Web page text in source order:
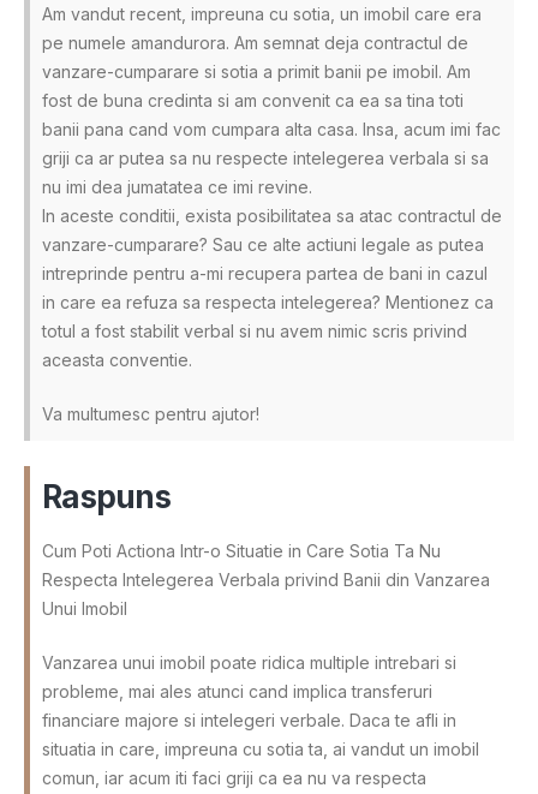
Am vandut recent, impreuna cu sotia, un imobil care era
pe numele amandurora. Am semnat deja contractul de
vanzare-cumparare si sotia a primit banii pe imobil. Am
fost de buna credinta si am convenit ca ea sa tina toti
banii pana cand vom cumpara alta casa. Insa, acum imi fac
griji ca ar putea sa nu respecte intelegerea verbala si sa
nu imi dea jumatatea ce imi revine.
In aceste conditii, exista posibilitatea sa atac contractul de
vanzare-cumparare? Sau ce alte actiuni legale as putea
intreprinde pentru a-mi recupera partea de bani in cazul
in care ea refuza sa respecta intelegerea? Mentionez ca
totul a fost stabilit verbal si nu avem nimic scris privind
aceasta conventie.
Va multumesc pentru ajutor!
Raspuns
Cum Poti Actiona Intr-o Situatie in Care Sotia Ta Nu
Respecta Intelegerea Verbala privind Banii din Vanzarea
Unui Imobil
Vanzarea unui imobil poate ridica multiple intrebari si
probleme, mai ales atunci cand implica transferuri
financiare majore si intelegeri verbale. Daca te afli in
situatia in care, impreuna cu sotia ta, ai vandut un imobil
comun, iar acum iti faci griji ca ea nu va respecta